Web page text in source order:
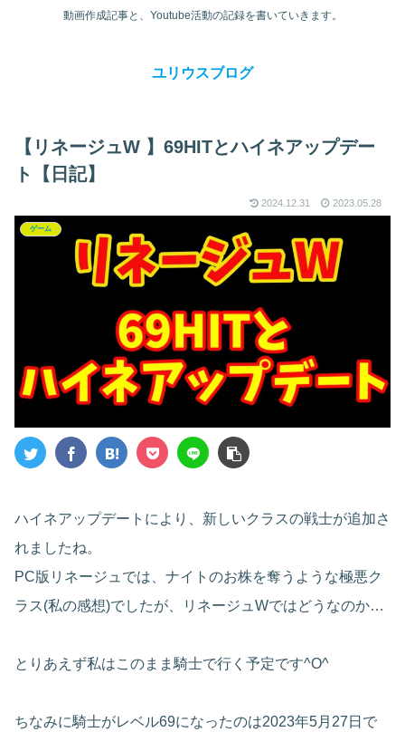
動画作成記事と、Youtube活動の記録を書いていきます。
ユリウスブログ
【リネージュW 】69HITとハイネアップデー
ト【日記】
2024.12.31 2023.05.28
ゲーム
ハイネアップデートにより、新しいクラスの戦士が追加さ
れましたね。
PC版リネージュでは、ナイトのお株を奪うような極悪ク
ラス(私の感想)でしたが、リネージュWではどうなのか…
とりあえず私はこのまま騎士で行く予定です^O^
ちなみに騎士がレベル69になったのは2023年5月27日で